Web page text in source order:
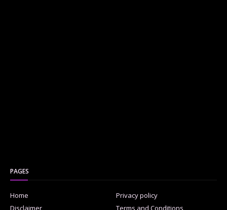
PAGES
Home
Privacy policy
Disclaimer
Terms and Conditions